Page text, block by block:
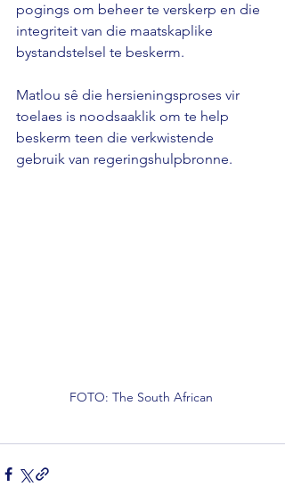
pogings om beheer te verskerp en die
integriteit van die maatskaplike
bystandstelsel te beskerm.
Matlou sê die hersieningsproses vir
toelaes is noodsaaklik om te help
beskerm teen die verkwistende
gebruik van regeringshulpbronne.
FOTO: The South African